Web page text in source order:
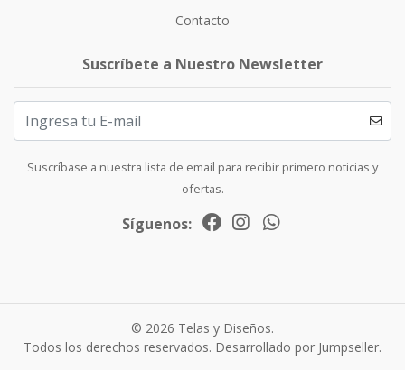
Contacto
Suscríbete a Nuestro Newsletter
Suscríbase a nuestra lista de email para recibir primero noticias y
ofertas.
Síguenos:
© 2026 Telas y Diseños.
Todos los derechos reservados. Desarrollado por Jumpseller.